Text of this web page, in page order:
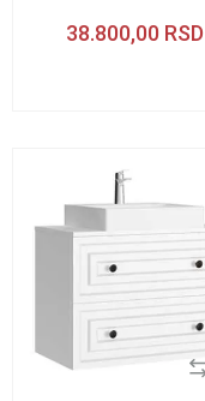
38.800,00 RSD